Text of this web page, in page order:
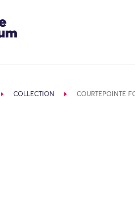
COLLECTION COURTEPOINTE